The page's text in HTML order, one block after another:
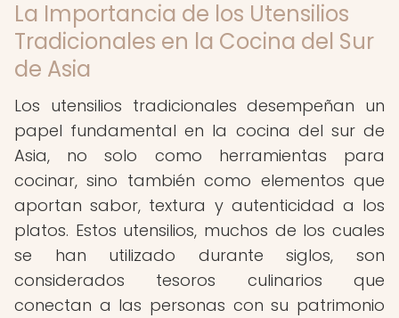
La Importancia de los Utensilios
Tradicionales en la Cocina del Sur
de Asia
Los utensilios tradicionales desempeñan un
papel fundamental en la cocina del sur de
Asia, no solo como herramientas para
cocinar, sino también como elementos que
aportan sabor, textura y autenticidad a los
platos. Estos utensilios, muchos de los cuales
se han utilizado durante siglos, son
considerados tesoros culinarios que
conectan a las personas con su patrimonio